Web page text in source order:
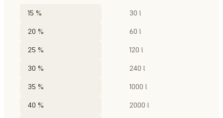
15 % 30 l
20 % 60 l
25 % 120 l
30 % 240 l
35 % 1000 l
40 % 2000 l